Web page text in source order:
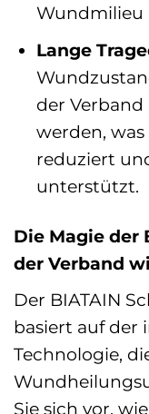
Wundmilieu
Lange
der Verband
werden,
reduziert
unterstützt.
Die Magie der
der Verband
Der BIATAIN
basiert auf der
Technologie,
Sie sich vor,